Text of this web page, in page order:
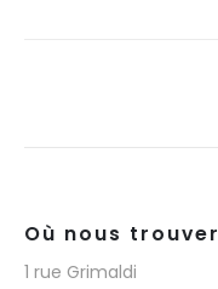
Où nous trouver
1 rue Grimaldi